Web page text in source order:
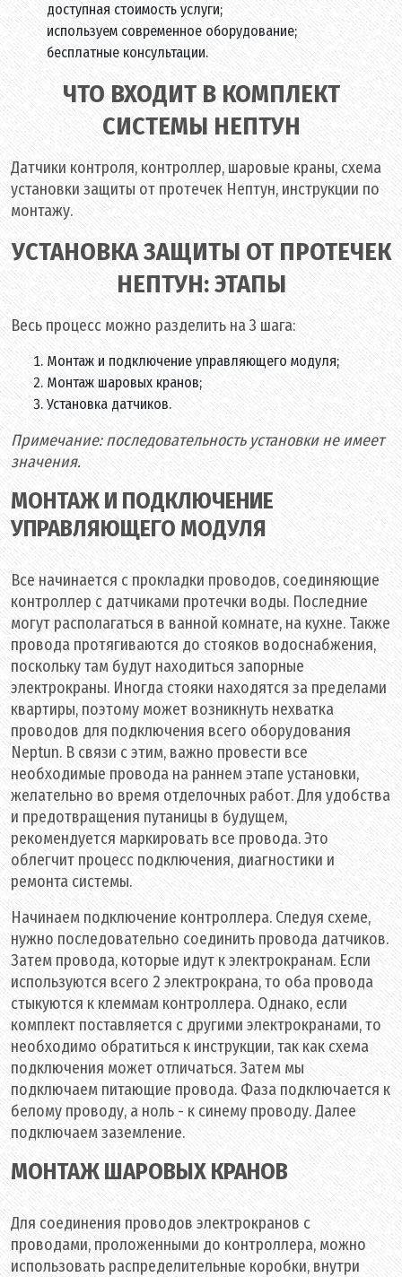
доступная стоимость услуги;
используем современное оборудование;
бесплатные консультации.
ЧТО ВХОДИТ В КОМПЛЕКТ
СИСТЕМЫ НЕПТУН
Датчики контроля, контроллер, шаровые краны, схема
установки защиты от протечек Нептун, инструкции по
монтажу.
УСТАНОВКА ЗАЩИТЫ ОТ ПРОТЕЧЕК
НЕПТУН: ЭТАПЫ
Весь процесс можно разделить на 3 шага:
Монтаж и подключение управляющего модуля;
Монтаж шаровых кранов;
Установка датчиков.
Примечание: последовательность установки не имеет
значения.
МОНТАЖ И ПОДКЛЮЧЕНИЕ
УПРАВЛЯЮЩЕГО МОДУЛЯ
Все начинается с прокладки проводов, соединяющие
контроллер с датчиками протечки воды. Последние
могут располагаться в ванной комнате, на кухне. Также
провода протягиваются до стояков водоснабжения,
поскольку там будут находиться запорные
электрокраны. Иногда стояки находятся за пределами
квартиры, поэтому может возникнуть нехватка
проводов для подключения всего оборудования
Neptun. В связи с этим, важно провести все
необходимые провода на раннем этапе установки,
желательно во время отделочных работ. Для удобства
и предотвращения путаницы в будущем,
рекомендуется маркировать все провода. Это
облегчит процесс подключения, диагностики и
ремонта системы.
Начинаем подключение контроллера. Следуя схеме,
нужно последовательно соединить провода датчиков.
Затем провода, которые идут к электрокранам. Если
используются всего 2 электрокрана, то оба провода
стыкуются к клеммам контроллера. Однако, если
комплект поставляется с другими электрокранами, то
необходимо обратиться к инструкции, так как схема
подключения может отличаться. Затем мы
подключаем питающие провода. Фаза подключается к
белому проводу, а ноль - к синему проводу. Далее
подключаем заземление.
МОНТАЖ ШАРОВЫХ КРАНОВ
Для соединения проводов электрокранов с
проводами, проложенными до контроллера, можно
использовать распределительные коробки, внутри